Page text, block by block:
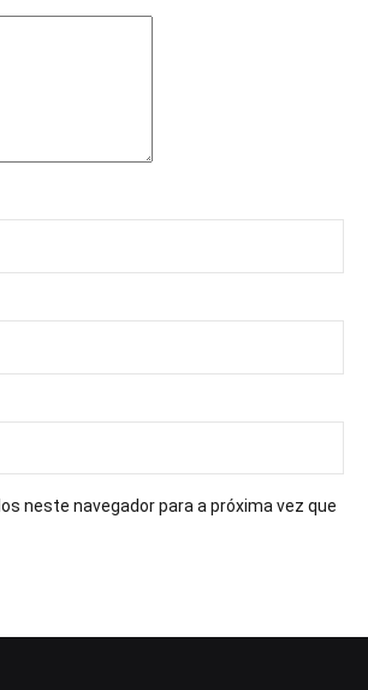
neste navegador para a próxima vez que